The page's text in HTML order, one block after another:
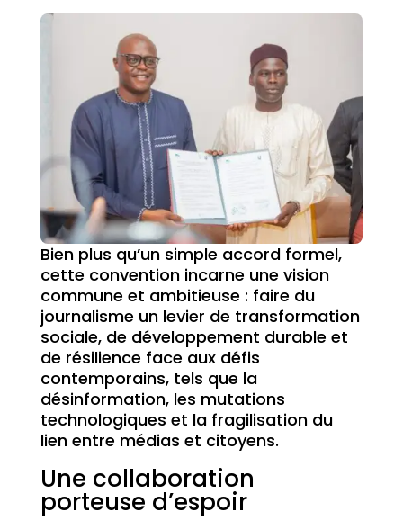
Bien plus qu’un simple accord formel,
cette convention incarne une vision
commune et ambitieuse : faire du
journalisme un levier de transformation
sociale, de développement durable et
de résilience face aux défis
contemporains, tels que la
désinformation, les mutations
technologiques et la fragilisation du
lien entre médias et citoyens.
Une collaboration
porteuse d’espoir